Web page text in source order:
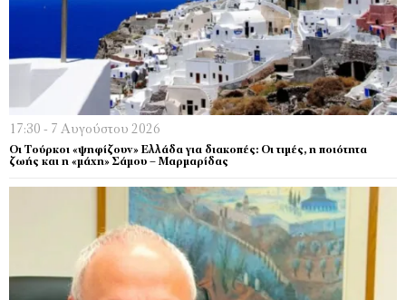
17:30 - 7 Αυγούστου 2026
Οι Τούρκοι «ψηφίζουν» Ελλάδα για διακοπές: Οι τιμές, η ποιότητα
ζωής και η «μάχη» Σάμου – Μαρμαρίδας